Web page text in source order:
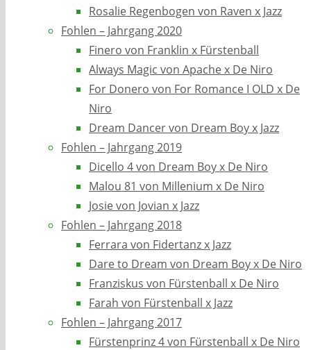
Rosalie Regenbogen von Raven x Jazz
Fohlen – Jahrgang 2020
Finero von Franklin x Fürstenball
Always Magic von Apache x De Niro
For Donero von For Romance I OLD x De
Niro
Dream Dancer von Dream Boy x Jazz
Fohlen – Jahrgang 2019
Dicello 4 von Dream Boy x De Niro
Malou 81 von Millenium x De Niro
Josie von Jovian x Jazz
Fohlen – Jahrgang 2018
Ferrara von Fidertanz x Jazz
Dare to Dream von Dream Boy x De Niro
Franziskus von Fürstenball x De Niro
Farah von Fürstenball x Jazz
Fohlen – Jahrgang 2017
Fürstenprinz 4 von Fürstenball x De Niro